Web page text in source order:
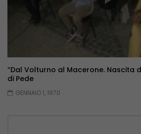
“Dal Volturno al Macerone. Nascita
di Pede
GENNAIO 1, 1970